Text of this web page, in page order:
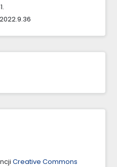
Creative Commons